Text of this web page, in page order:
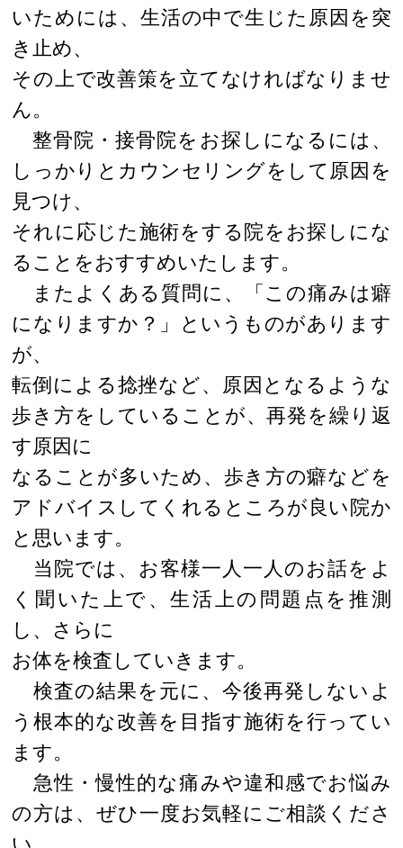
いためには、生活の中で生じた原因を突
き止め、
その上で改善策を立てなければなりませ
ん。
整骨院・接骨院をお探しになるには、
しっかりとカウンセリングをして原因を
見つけ、
それに応じた施術をする院をお探しにな
ることをおすすめいたします。
またよくある質問に、「この痛みは癖
になりますか？」というものがあります
が、
転倒による捻挫など、原因となるような
歩き方をしていることが、再発を繰り返
す原因に
なることが多いため、歩き方の癖などを
アドバイスしてくれるところが良い院か
と思います。
当院では、お客様一人一人のお話をよ
く聞いた上で、生活上の問題点を推測
し、さらに
お体を検査していきます。
検査の結果を元に、今後再発しないよ
う根本的な改善を目指す施術を行ってい
ます。
急性・慢性的な痛みや違和感でお悩み
の方は、ぜひ一度お気軽にご相談くださ